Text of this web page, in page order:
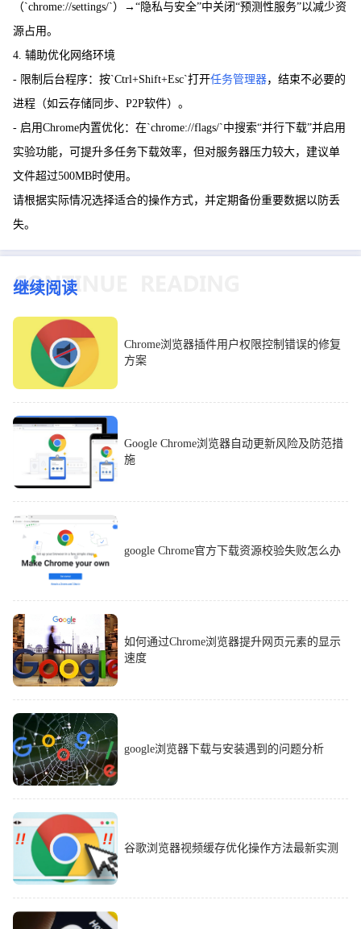
（`chrome://settings/`）→“隐私与安全”中关闭“预测性服务”以减少资
源占用。
4. 辅助优化网络环境
- 限制后台程序：按`Ctrl+Shift+Esc`打开任务管理器，结束不必要的
进程（如云存储同步、P2P软件）。
- 启用Chrome内置优化：在`chrome://flags/`中搜索“并行下载”并启用
实验功能，可提升多任务下载效率，但对服务器压力较大，建议单
文件超过500MB时使用。
请根据实际情况选择适合的操作方式，并定期备份重要数据以防丢
失。
继续阅读
Chrome浏览器插件用户权限控制错误的修复
方案
Google Chrome浏览器自动更新风险及防范措
施
google Chrome官方下载资源校验失败怎么办
如何通过Chrome浏览器提升网页元素的显示
速度
google浏览器下载与安装遇到的问题分析
谷歌浏览器视频缓存优化操作方法最新实测